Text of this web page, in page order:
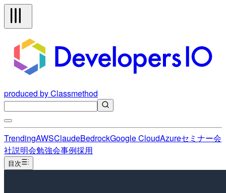
produced by Classmethod
TrendingAWSClaudeBedrockGoogle CloudAzureセミナー会
社説明会勉強会事例採用
目次